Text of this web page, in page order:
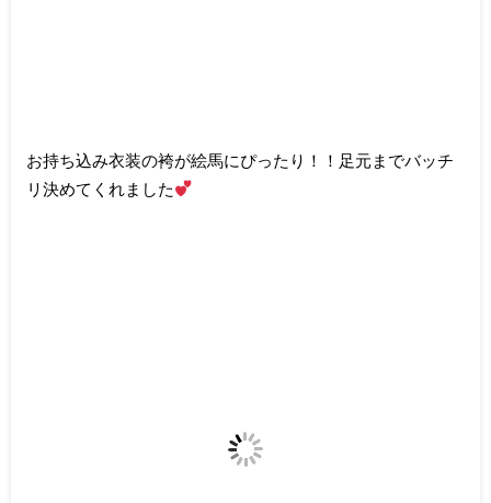
お持ち込み衣装の袴が絵馬にぴったり！！足元までバッチ
リ決めてくれました